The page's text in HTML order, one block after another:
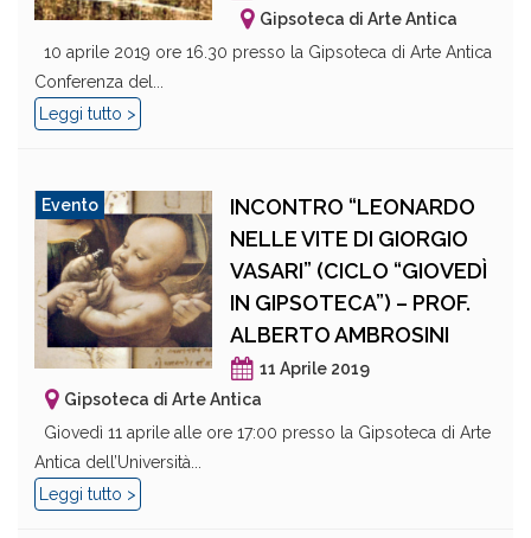
Gipsoteca di Arte Antica
10 aprile 2019 ore 16.30 presso la Gipsoteca di Arte Antica
Conferenza del...
Leggi tutto >
Evento
INCONTRO “LEONARDO
NELLE VITE DI GIORGIO
VASARI” (CICLO “GIOVEDÌ
IN GIPSOTECA”) – PROF.
ALBERTO AMBROSINI
11 Aprile 2019
Gipsoteca di Arte Antica
Giovedì 11 aprile alle ore 17:00 presso la Gipsoteca di Arte
Antica dell’Università...
Leggi tutto >